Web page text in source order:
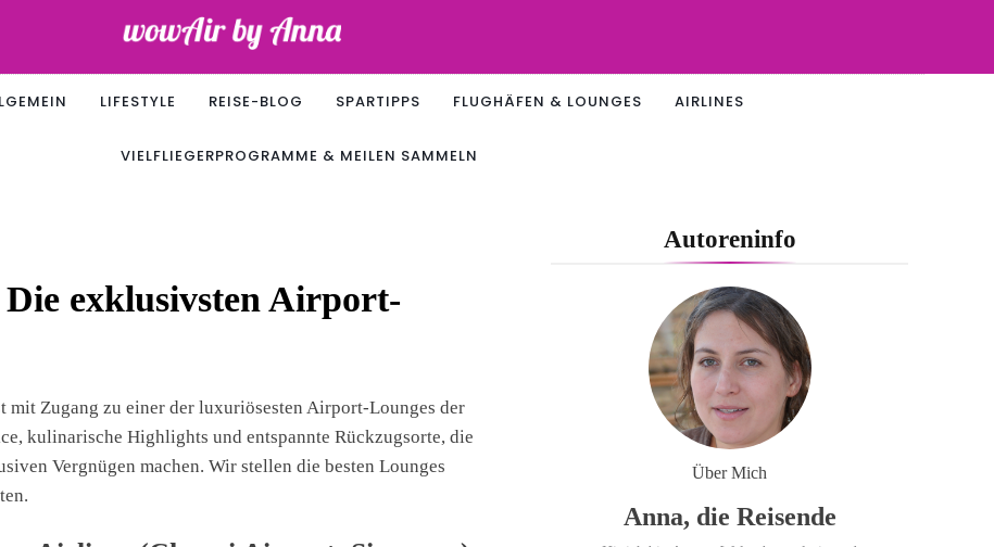
Air LIFESTYLE REISE-BLOG SPARTIPPS FLUGHÄFEN & LOUNGES AIRLINES
VIELFLIEGERPROGRAMME & MEILEN SAMMELN
exklusivsten Airport-
mit Zugang zu einer der luxuriösesten Airport-Lounges der
kulinarische Highlights und entspannte Rückzugsorte, die
Vergnügen machen. Wir stellen die besten Lounges
Autoreninfo
Über Mich
Anna, die Reisende